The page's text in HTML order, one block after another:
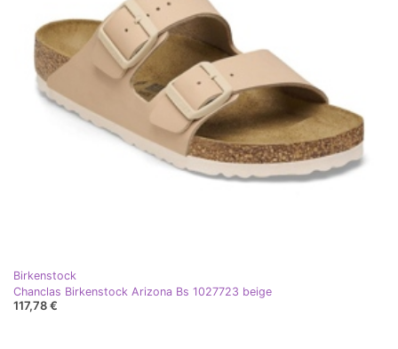
Birkenstock
Chanclas Birkenstock Arizona Bs 1027723 beige
117,78 €